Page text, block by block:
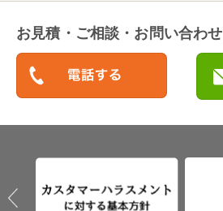
お見積・ご相談・お問い合わ